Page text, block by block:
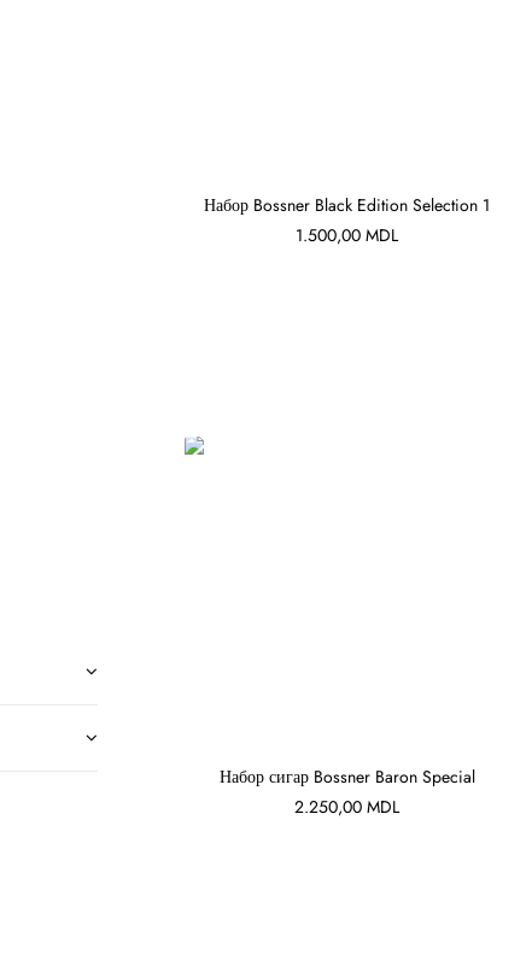
В КОРЗИНУ
Набор Bossner Black Edition Selection 1
1.500,00 MDL
В КОРЗИНУ
Набор сигар Bossner Baron Special
2.250,00 MDL